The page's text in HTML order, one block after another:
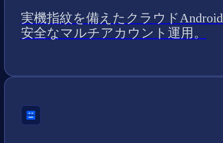
実機指紋を備えたクラウド
安全なマルチアカウント運用。